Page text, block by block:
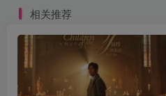
相关推荐